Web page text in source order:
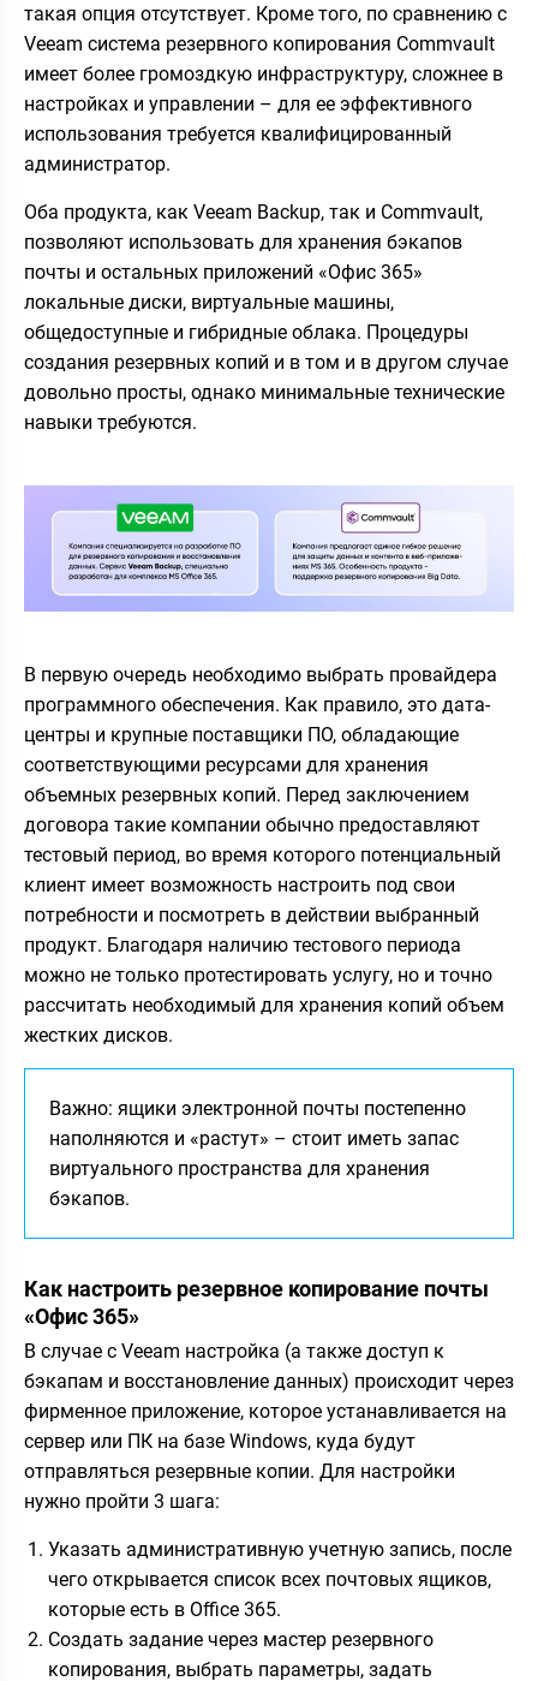
такая опция отсутствует. Кроме того, по сравнению с
Veeam система резервного копирования Commvault
имеет более громоздкую инфраструктуру, сложнее в
настройках и управлении – для ее эффективного
использования требуется квалифицированный
администратор.
Оба продукта, как Veeam Backup, так и Commvault,
позволяют использовать для хранения бэкапов
почты и остальных приложений «Офис 365»
локальные диски, виртуальные машины,
общедоступные и гибридные облака. Процедуры
создания резервных копий и в том и в другом случае
довольно просты, однако минимальные технические
навыки требуются.
В первую очередь необходимо выбрать провайдера
программного обеспечения. Как правило, это дата-
центры и крупные поставщики ПО, обладающие
соответствующими ресурсами для хранения
объемных резервных копий. Перед заключением
договора такие компании обычно предоставляют
тестовый период, во время которого потенциальный
клиент имеет возможность настроить под свои
потребности и посмотреть в действии выбранный
продукт. Благодаря наличию тестового периода
можно не только протестировать услугу, но и точно
рассчитать необходимый для хранения копий объем
жестких дисков.
Важно: ящики электронной почты постепенно
наполняются и «растут» – стоит иметь запас
виртуального пространства для хранения
бэкапов.
Как настроить резервное копирование почты
«Офис 365»
В случае с Veeam настройка (а также доступ к
бэкапам и восстановление данных) происходит через
фирменное приложение, которое устанавливается на
сервер или ПК на базе Windows, куда будут
отправляться резервные копии. Для настройки
нужно пройти 3 шага:
Указать административную учетную запись, после
чего открывается список всех почтовых ящиков,
которые есть в Office 365.
Создать задание через мастер резервного
копирования, выбрать параметры, задать